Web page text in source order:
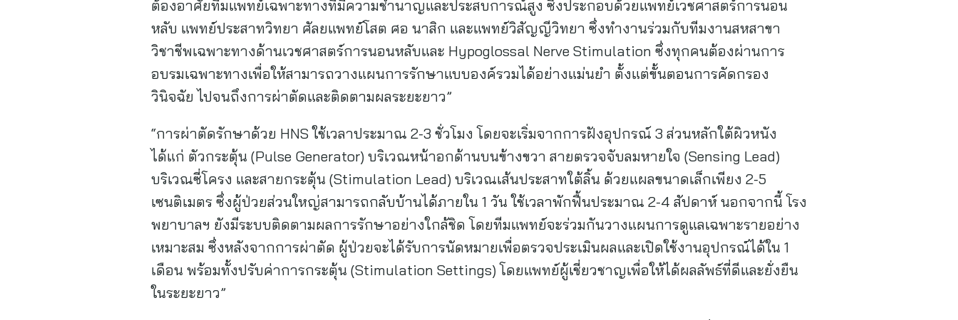
ต้องอาศัยทีมแพทย์เฉพาะทางที่มีความชำนาญและประสบการณ์สูง ซึ่งประกอบด้วยแพทย์เวชศาสตร์การนอน
หลับ แพทย์ประสาทวิทยา ศัลยแพทย์โสต ศอ นาสิก และแพทย์วิสัญญีวิทยา ซึ่งทำงานร่วมกับทีมงานสหสาขา
วิชาชีพเฉพาะทางด้านเวชศาสตร์การนอนหลับและ Hypoglossal Nerve Stimulation ซึ่งทุกคนต้องผ่านการ
อบรมเฉพาะทางเพื่อให้สามารถวางแผนการรักษาแบบองค์รวมได้อย่างแม่นยำ ตั้งแต่ขั้นตอนการคัดกรอง
วินิจฉัย ไปจนถึงการผ่าตัดและติดตามผลระยะยาว”
“การผ่าตัดรักษาด้วย HNS ใช้เวลาประมาณ 2-3 ชั่วโมง โดยจะเริ่มจากการฝังอุปกรณ์ 3 ส่วนหลักใต้ผิวหนัง
ได้แก่ ตัวกระตุ้น (Pulse Generator) บริเวณหน้าอกด้านบนข้างขวา สายตรวจจับลมหายใจ (Sensing Lead)
บริเวณซี่โครง และสายกระตุ้น (Stimulation Lead) บริเวณเส้นประสาทใต้ลิ้น ด้วยแผลขนาดเล็กเพียง 2-5
เซนติเมตร ซึ่งผู้ป่วยส่วนใหญ่สามารถกลับบ้านได้ภายใน 1 วัน ใช้เวลาพักฟื้นประมาณ 2-4 สัปดาห์ นอกจากนี้ โรง
พยาบาลฯ ยังมีระบบติดตามผลการรักษาอย่างใกล้ชิด โดยทีมแพทย์จะร่วมกันวางแผนการดูแลเฉพาะรายอย่าง
เหมาะสม ซึ่งหลังจากการผ่าตัด ผู้ป่วยจะได้รับการนัดหมายเพื่อตรวจประเมินผลและเปิดใช้งานอุปกรณ์ได้ใน 1
เดือน พร้อมทั้งปรับค่าการกระตุ้น (Stimulation Settings) โดยแพทย์ผู้เชี่ยวชาญเพื่อให้ได้ผลลัพธ์ที่ดีและยั่งยืน
ในระยะยาว”